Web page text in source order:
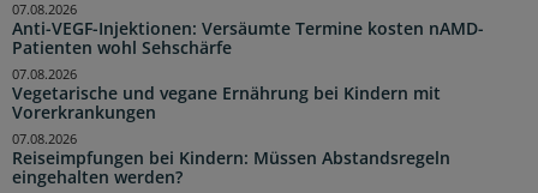
Anti-VEGF-Injektionen: Versäumte Termine kosten nAMD-
Patienten wohl Sehschärfe
07.08.2026
Vegetarische und vegane Ernährung bei Kindern mit
Vorerkrankungen
07.08.2026
Reiseimpfungen bei Kindern: Müssen Abstandsregeln
eingehalten werden?
07.08.2026